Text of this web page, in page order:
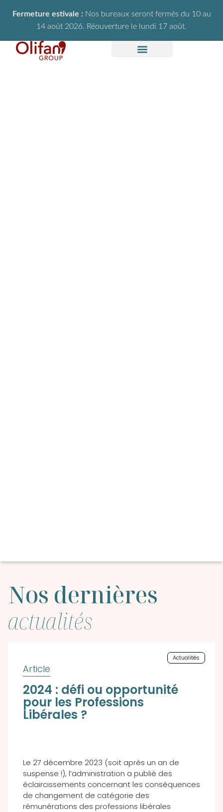
Fermeture estivale : Nos bureaux seront fermés du 10 au
14 août 2026. Réouverture le lundi 17 août.
Nos dernières
actualités
Actualités
2024 : défi ou opportunité
pour les Professions
Libérales ?
Le 27 décembre 2023 (soit après un an de
suspense !), l’administration a publié des
éclaircissements concernant les conséquences
de changement de catégorie des
rémunérations des professions libérales